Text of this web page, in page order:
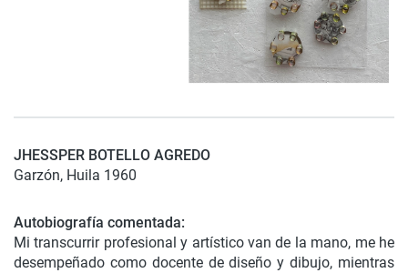
JHESSPER BOTELLO AGREDO
Garzón, Huila 1960
Autobiografía comentada:
Mi transcurrir profesional y artístico van de la mano, me he
desempeñado como docente de diseño y dibujo, mientras